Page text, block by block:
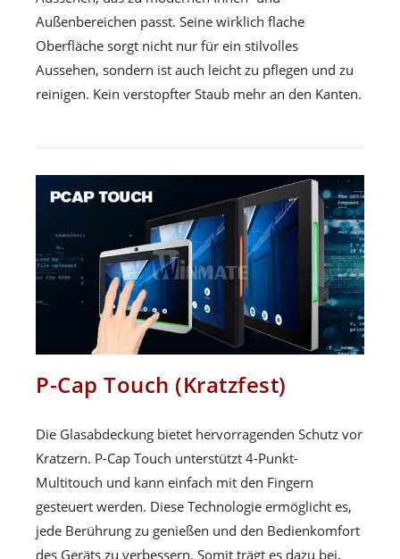
Außenbereichen passt. Seine wirklich flache
Oberfläche sorgt nicht nur für ein stilvolles
Aussehen, sondern ist auch leicht zu pflegen und zu
reinigen. Kein verstopfter Staub mehr an den Kanten.
P-Cap Touch (Kratzfest)
Die Glasabdeckung bietet hervorragenden Schutz vor
Kratzern. P-Cap Touch unterstützt 4-Punkt-
Multitouch und kann einfach mit den Fingern
gesteuert werden. Diese Technologie ermöglicht es,
jede Berührung zu genießen und den Bedienkomfort
des Geräts zu verbessern. Somit trägt es dazu bei,